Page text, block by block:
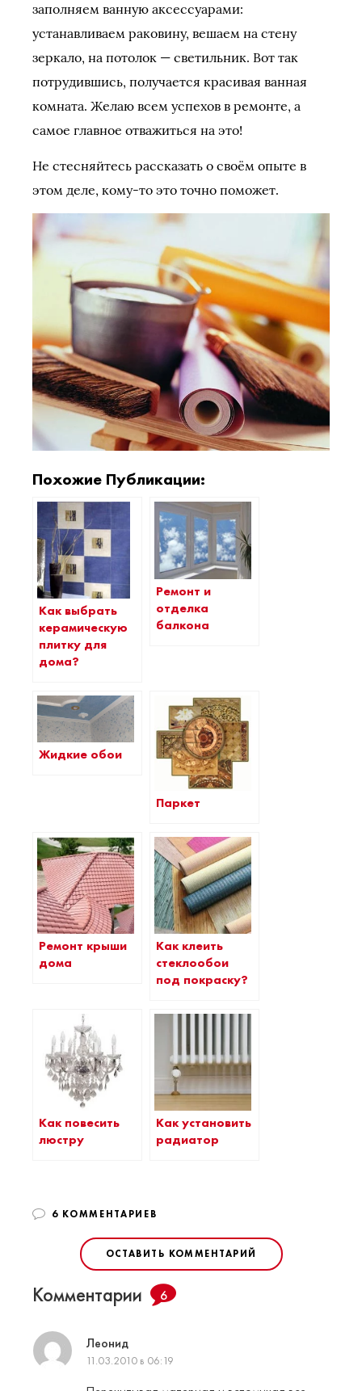
заполняем ванную аксессуарами:
устанавливаем раковину, вешаем на стену
зеркало, на потолок — светильник. Вот так
потрудившись, получается красивая ванная
комната. Желаю всем успехов в ремонте, а
самое главное отважиться на это!
Не стесняйтесь рассказать о своём опыте в
этом деле, кому-то это точно поможет.
Похожие Публикации:
Как выбрать
керамическую
плитку для
дома?
Ремонт и
отделка
балкона
Жидкие обои
Паркет
Ремонт крыши
дома
Как клеить
стеклообои
под покраску?
Как повесить
люстру
Как установить
радиатор
6 КОММЕНТАРИЕВ
ОСТАВИТЬ КОММЕНТАРИЙ
Комментарии 6
Леонид
11.03.2010 в 06:19